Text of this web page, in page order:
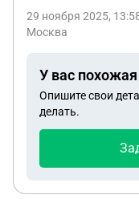
просто какой-то
по Алиментам на
Когда суд
работал.
двух детей . Там
А когда я
29 ноября 2025,
Москва
У вас
Опишите свои
делать.